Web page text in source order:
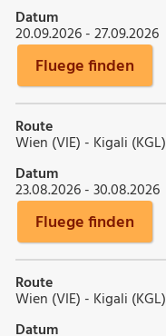
Datum
20.09.2026 - 27.09.2026
Fluege finden
Route
Wien (VIE) - Kigali (KGL)
Datum
23.08.2026 - 30.08.2026
Fluege finden
Route
Wien (VIE) - Kigali (KGL)
Datum